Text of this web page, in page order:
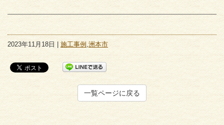
2023年11月18日 | 施工事例 ,洲本市
一覧ページに戻る